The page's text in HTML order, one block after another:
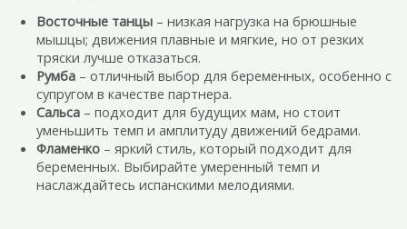
Восточные танцы – низкая нагрузка на брюшные
мышцы; движения плавные и мягкие, но от резких
тряски лучше отказаться.
Румба – отличный выбор для беременных, особенно с
супругом в качестве партнера.
Сальса – подходит для будущих мам, но стоит
уменьшить темп и амплитуду движений бедрами.
Фламенко – яркий стиль, который подходит для
беременных. Выбирайте умеренный темп и
наслаждайтесь испанскими мелодиями.